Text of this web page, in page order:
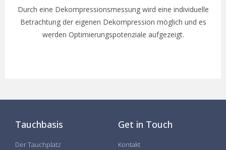
Durch eine Dekompressionsmessung wird eine individuelle
Betrachtung der eigenen Dekompression möglich und es
werden Optimierungspotenziale aufgezeigt.
Tauchbasis
Der Tauchplatz
Get in Touch
Kontakt